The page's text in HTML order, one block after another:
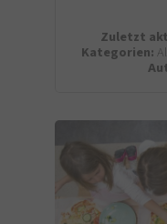
Zuletzt
Kategorien: